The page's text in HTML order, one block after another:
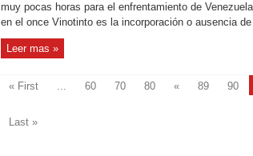
muy pocas horas para el enfrentamiento de
en el once Vinotinto es la incorporación o ausencia
Leer mas »
« First 60 70 80 « 89 90
Last »